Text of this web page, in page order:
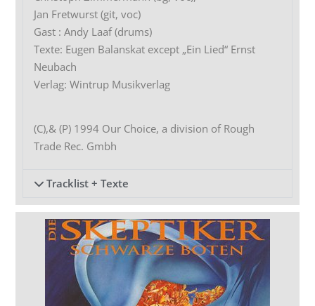
Jan Fretwurst (git, voc)
Gast : Andy Laaf (drums)
Texte: Eugen Balanskat except „Ein Lied“ Ernst
Neubach
Verlag: Wintrup Musikverlag
(C),& (P) 1994 Our Choice, a division of Rough
Trade Rec. Gmbh
Tracklist + Texte